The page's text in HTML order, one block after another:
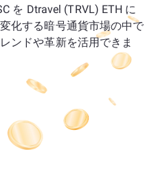
を Dtravel (TRVL) ETH に
化する暗号通貨市場の中で
ンドや革新を活用できま